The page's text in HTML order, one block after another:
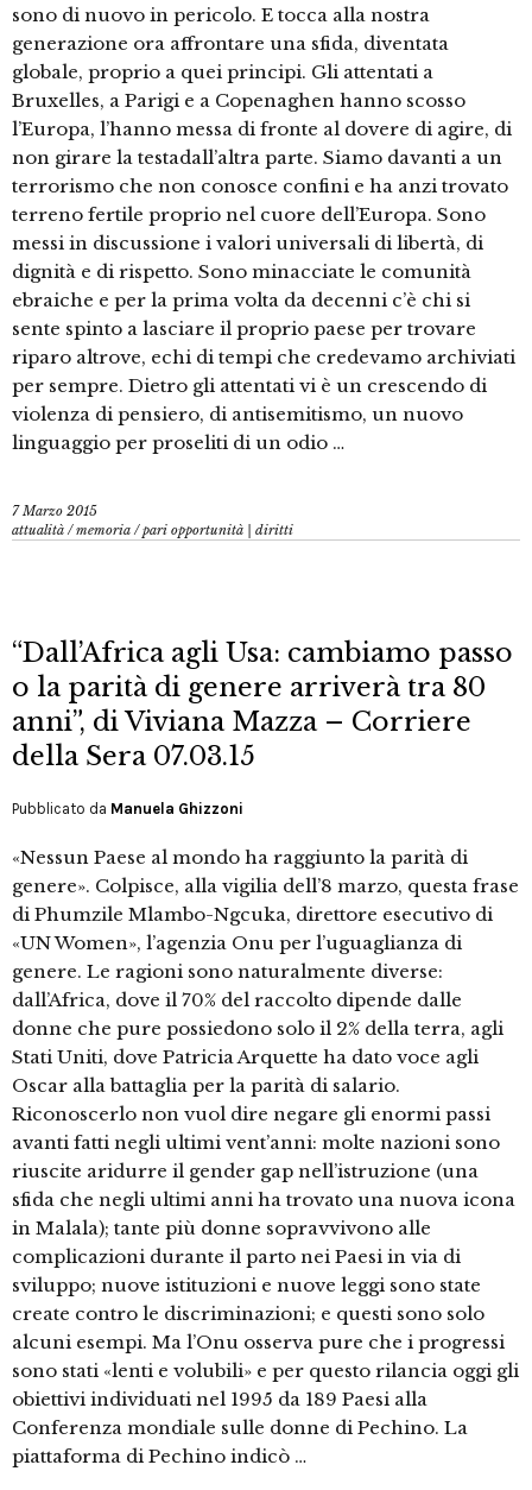
sono di nuovo in pericolo. E tocca alla nostra
generazione ora affrontare una sfida, diventata
globale, proprio a quei principi. Gli attentati a
Bruxelles, a Parigi e a Copenaghen hanno scosso
l’Europa, l’hanno messa di fronte al dovere di agire, di
non girare la testadall’altra parte. Siamo davanti a un
terrorismo che non conosce confini e ha anzi trovato
terreno fertile proprio nel cuore dell’Europa. Sono
messi in discussione i valori universali di libertà, di
dignità e di rispetto. Sono minacciate le comunità
ebraiche e per la prima volta da decenni c’è chi si
sente spinto a lasciare il proprio paese per trovare
riparo altrove, echi di tempi che credevamo archiviati
per sempre. Dietro gli attentati vi è un crescendo di
violenza di pensiero, di antisemitismo, un nuovo
linguaggio per proseliti di un odio …
7 Marzo 2015
attualità /memoria /pari opportunità | diritti
“Dall’Africa agli Usa: cambiamo passo
o la parità di genere arriverà tra 80
anni”, di Viviana Mazza – Corriere
della Sera 07.03.15
Pubblicato da Manuela Ghizzoni
«Nessun Paese al mondo ha raggiunto la parità di
genere». Colpisce, alla vigilia dell’8 marzo, questa frase
di Phumzile Mlambo-Ngcuka, direttore esecutivo di
«UN Women», l’agenzia Onu per l’uguaglianza di
genere. Le ragioni sono naturalmente diverse:
dall’Africa, dove il 70% del raccolto dipende dalle
donne che pure possiedono solo il 2% della terra, agli
Stati Uniti, dove Patricia Arquette ha dato voce agli
Oscar alla battaglia per la parità di salario.
Riconoscerlo non vuol dire negare gli enormi passi
avanti fatti negli ultimi vent’anni: molte nazioni sono
riuscite aridurre il gender gap nell’istruzione (una
sfida che negli ultimi anni ha trovato una nuova icona
in Malala); tante più donne sopravvivono alle
complicazioni durante il parto nei Paesi in via di
sviluppo; nuove istituzioni e nuove leggi sono state
create contro le discriminazioni; e questi sono solo
alcuni esempi. Ma l’Onu osserva pure che i progressi
sono stati «lenti e volubili» e per questo rilancia oggi gli
obiettivi individuati nel 1995 da 189 Paesi alla
Conferenza mondiale sulle donne di Pechino. La
piattaforma di Pechino indicò …